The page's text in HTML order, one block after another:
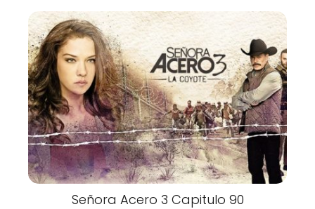
Señora Acero 3 Capitulo 90